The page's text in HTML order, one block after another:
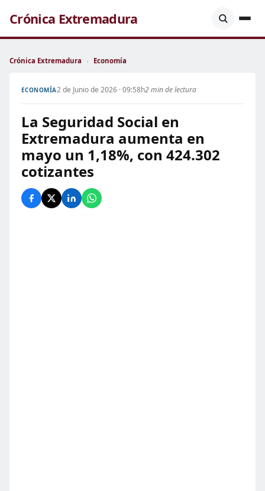
Crónica Extremadura
Crónica Extremadura › Economía
ECONOMÍA2 de Junio de 2026 · 09:58h2 min de lectura
La Seguridad Social en
Extremadura aumenta en
mayo un 1,18%, con 424.302
cotizantes